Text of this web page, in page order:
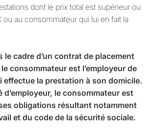
dont le prix total est supérieur ou
ou au consommateur qui lui en fait la
cadre d’un contrat de placement
consommateur est l’employeur de
effectue la prestation à son domicile.
d’employeur, le consommateur est
obligations résultant notamment
et du code de la sécurité sociale.